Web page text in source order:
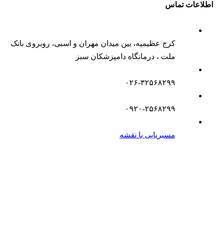
اطلاعات تماس
کرج عظیمیه، بین میدان مهران و اسبی، روبروی بانک
ملت ، درمانگاه دامپزشکان سبز
۰۲۶-۳۲۵۶۸۲۹۹
۰۹۲۰-۲۵۶۸۲۹۹
مسیریابی با نقشه